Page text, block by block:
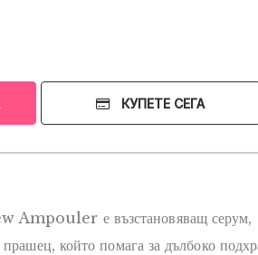
КУПЕТЕ СЕГА
е възстановяващ серум,
който помага за дълбоко